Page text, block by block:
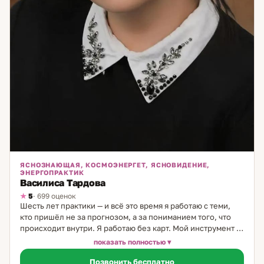
ЯСНОЗНАЮЩАЯ, КОСМОЭНЕРГЕТ, ЯСНОВИДЕНИЕ,
ЭНЕРГОПРАКТИК
Василиса Тардова
5· 699 оценок
Шесть лет практики — и всё это время я работаю с теми,
кто пришёл не за прогнозом, а за пониманием того, что
происходит внутри. Я работаю без карт. Мой инструмент —
интуитивное считывание состояния: человека, его
ситуации, пространства вокруг него. Это прямое
взаимодействие, без посредников. Позволяет увидеть то,
показать полностью
Позвонить бесплатно